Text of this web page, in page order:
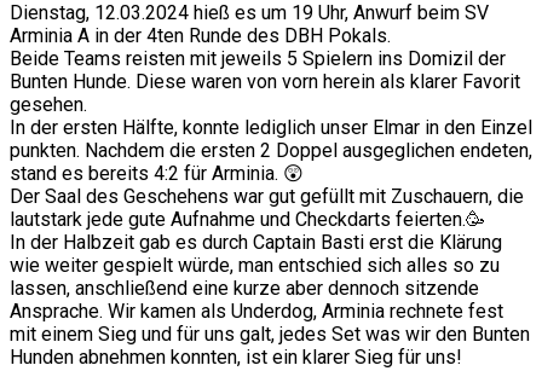
Dienstag, 12.03.2024 hieß es um 19 Uhr, Anwurf beim SV
Arminia A in der 4ten Runde des DBH Pokals.
Beide Teams reisten mit jeweils 5 Spielern ins Domizil der
Bunten Hunde. Diese waren von vorn herein als klarer Favorit
gesehen.
In der ersten Hälfte, konnte lediglich unser Elmar in den Einzel
punkten. Nachdem die ersten 2 Doppel ausgeglichen endeten,
stand es bereits 4:2 für Arminia. 😲
Der Saal des Geschehens war gut gefüllt mit Zuschauern, die
lautstark jede gute Aufnahme und Checkdarts feierten.🥳
In der Halbzeit gab es durch Captain Basti erst die Klärung
wie weiter gespielt würde, man entschied sich alles so zu
lassen, anschließend eine kurze aber dennoch sitzende
Ansprache. Wir kamen als Underdog, Arminia rechnete fest
mit einem Sieg und für uns galt, jedes Set was wir den Bunten
Hunden abnehmen konnten, ist ein klarer Sieg für uns!